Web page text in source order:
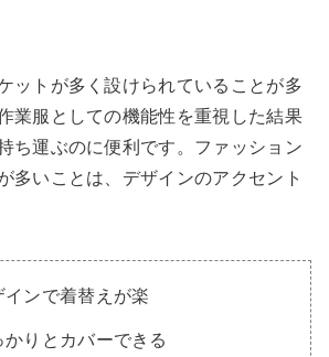
ットが多く設けられていることが多
業服としての機能性を重視した結果
ち運ぶのに便利です。ファッション
多いことは、デザインのアクセント
ンで着替えが楽
りとカバーできる